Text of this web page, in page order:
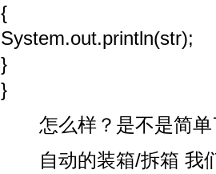
{
System.out.println(str);
}
}
怎么样？是不是简单
自动的装箱/拆箱 我们